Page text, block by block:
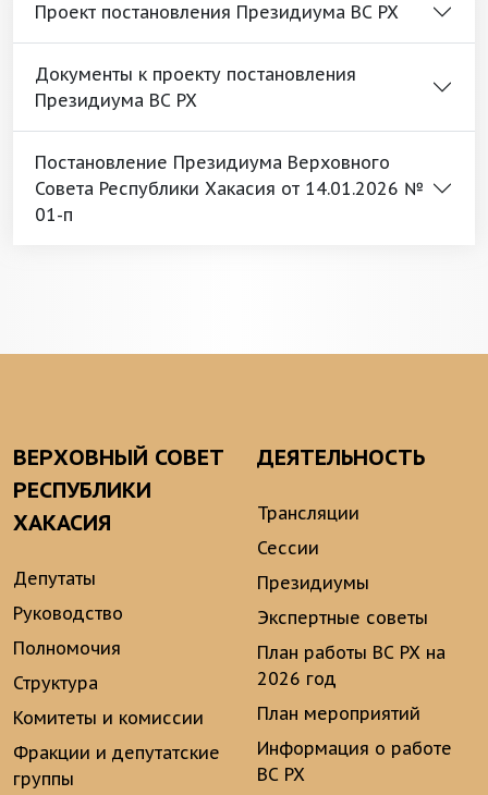
Проект постановления Президиума ВС РХ
Документы к проекту постановления
Президиума ВС РХ
Постановление Президиума Верховного
Совета Республики Хакасия от 14.01.2026 №
01-п
ВЕРХОВНЫЙ СОВЕТ
РЕСПУБЛИКИ
ХАКАСИЯ
Депутаты
Руководство
Полномочия
Структура
Комитеты и комиссии
Фракции и депутатские
группы
ДЕЯТЕЛЬНОСТЬ
Трансляции
Сессии
Президиумы
Экспертные советы
План работы ВС РХ на
2026 год
План мероприятий
Информация о работе
ВС РХ